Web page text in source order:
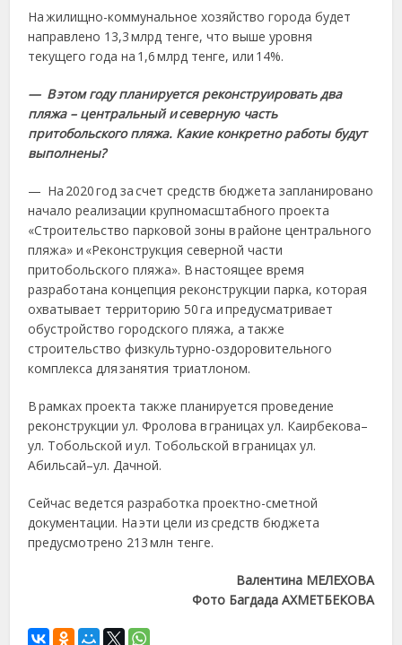
На жилищно-коммунальное хозяйство города будет
направлено 13,3 млрд тенге, что выше уровня
текущего года на 1,6 млрд тенге, или 14%.
— В этом году планируется реконструировать два
пляжа – центральный и северную часть
притобольского пляжа. Какие конкретно работы будут
выполнены?
— На 2020 год за счет средств бюджета запланировано
начало реализации крупномасштабного проекта
«Строительство парковой зоны в районе центрального
пляжа» и «Реконструкция северной части
притобольского пляжа». В настоящее время
разработана концепция реконструкции парка, которая
охватывает территорию 50 га и предусматривает
обустройство городского пляжа, а также
строительство физкультурно-оздоровительного
комплекса для занятия триатлоном.
В рамках проекта также планируется проведение
реконструкции ул. Фролова в границах ул. Каирбекова–
ул. Тобольской и ул. Тобольской в границах ул.
Абильсай–ул. Дачной.
Сейчас ведется разработка проектно-сметной
документации. На эти цели из средств бюджета
предусмотрено 213 млн тенге.
Валентина МЕЛЕХОВА
Фото Багдада АХМЕТБЕКОВА